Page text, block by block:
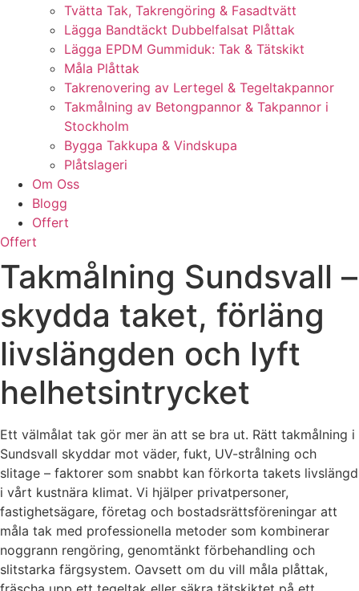
Tvätta Tak, Takrengöring & Fasadtvätt
Lägga Bandtäckt Dubbelfalsat Plåttak
Lägga EPDM Gummiduk: Tak & Tätskikt
Måla Plåttak
Takrenovering av Lertegel & Tegeltakpannor
Takmålning av Betongpannor & Takpannor i
Stockholm
Bygga Takkupa & Vindskupa
Plåtslageri
Om Oss
Blogg
Offert
Offert
Takmålning Sundsvall –
skydda taket, förläng
livslängden och lyft
helhetsintrycket
Ett välmålat tak gör mer än att se bra ut. Rätt takmålning i
Sundsvall skyddar mot väder, fukt, UV-strålning och
slitage – faktorer som snabbt kan förkorta takets livslängd
i vårt kustnära klimat. Vi hjälper privatpersoner,
fastighetsägare, företag och bostadsrättsföreningar att
måla tak med professionella metoder som kombinerar
noggrann rengöring, genomtänkt förbehandling och
slitstarka färgsystem. Oavsett om du vill måla plåttak,